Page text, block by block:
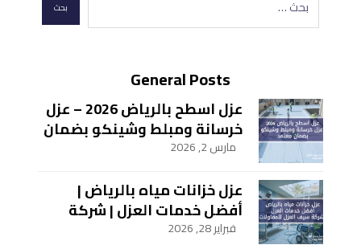
General Posts
عزل اسطح بالرياض 2026 – عزل
خرسانة ومبلط وشينكو بضمان
معتمد
مارس 2, 2026
عزل خزانات مياه بالرياض |
أفضل خدمات العزل | شركة
سيف العزل للمقاولات
فبراير 28, 2026